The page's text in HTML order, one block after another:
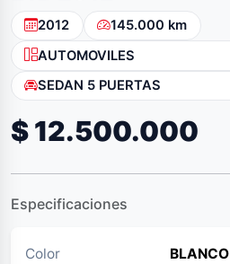
2012
145.000 km
AUTOMOVILES
SEDAN 5 PUERTAS
$ 12.500.000
Especificaciones
Color BLANCO